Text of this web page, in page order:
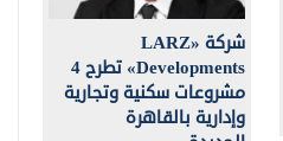
شركة «LARZ
Developments» تطرح 4
مشروعات سكنية وتجارية
وإدارية بالقاهرة